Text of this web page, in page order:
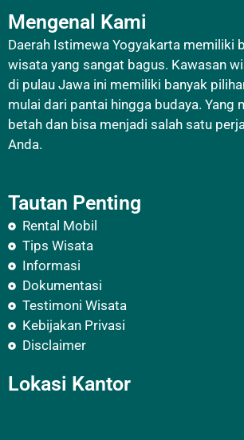
Mengenal Kami
Daerah Istimewa Yogyakarta memiliki
wisata yang sangat bagus. Kawasan
di pulau Jawa ini memiliki banyak
mulai dari pantai hingga budaya. Yang
betah dan bisa menjadi salah satu
Anda.
Tautan Penting
Rental Mobil
Tips Wisata
Informasi
Dokumentasi
Testimoni Wisata
Kebijakan Privasi
Disclaimer
Lokasi Kantor